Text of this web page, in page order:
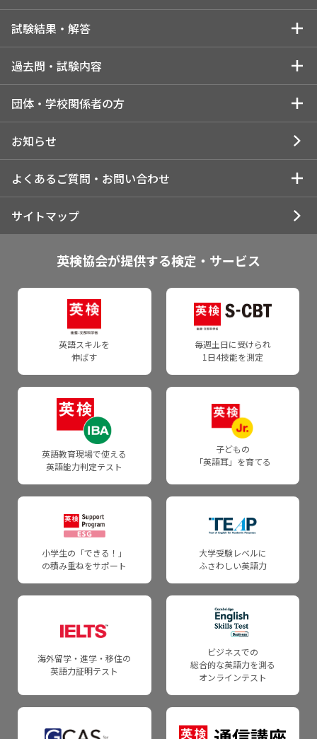
英検の実施スケジュール
英検のメリット・特徴
各級の目安
受験の状況
成績優秀者表彰制度
英検を活用する
入試活用・単位認定
通訳ガイド試験での活用
受験を検討している方
はじめに（試験日程・会場・検定料はパターンにより異なりま
1.所属団体でお申し込みの方
2.近隣の一般受験者受け入れ団体でお申し込みの方
3.個人でお申し込みの方
受験情報
試験日程・会場・検定料
受験情報
受験準備に関する情報
お申し込みトップ
受験を検討している個人の方
インターネットで申し込む
インターネット申込について
一般受験者受け入れ団体でのお申し込みについて
お申し込みの前に
団体・学校関係者の方
団体ポータルで申し込む
郵送・FAX申込について
お申し込みの前に
団体申込について
団体申込の注意点・ご案内
申込資材のご注文・資料のダウンロード
英検ポスター・受験案内
試験結果・解答
試験結果・解答トップ
解答速報
一次試験解答速報
試験結果・合否に関するご案内
受験票・合否通知のお届け
合格証書交付日について
団体向け成績提供システム
各種証明に関するご案内
合格証明書
英検CSEスコア証明書
合格バッジ
採点基準と品質担保の仕組みについて
各級の審査基準
採点の質を確保するための方策
英検CSEスコアでの合否判定方法について
英検CSEスコアについて
英検CSEスコアのご紹介
英検成績を入試で利用される際の確認事項
過去問・試験内容
過去問・試験内容トップ
各級の過去問・試験内容
1級の過去問・試験内容
2級の過去問・試験内容
準2級の過去問・試験内容
3級の過去問・試験内容
4級の過去問・試験内容
5級の過去問・試験内容
各級の目安
4級・5級スピーキングテスト
受験者の声
日本語を第一言語にしない受験者の方へ
団体・学校関係者の方
団体・学校関係者の方トップ
団体受験の申し込み・実施
団体申込について
申込資材のご注文・資料のダウンロード
申込資材のご注文
英検ポスター・受験案内
成績データを受け取る
団体向け成績提供システム
英検成績ダウンロードシステム
英語情報Web
教員研修・セミナー情報
日本語を第一言語としない受験者の方へ
英語教育に関する研究調査結果
お知らせ
よくあるご質問・お問い合わせ
お問い合わせトップ
受験者向けお問い合わせ
個人申込の受験者
よくあるご質問・自動応答サービス
WEBお問い合わせフォーム
団体で申し込んだ受験者
よくあるご質問・自動応答サービス
WEBお問い合わせフォーム
団体・学校関係者向けお問い合わせ
よくあるご質問・自動応答サービス
Webお問い合わせフォーム
サイトマップ
英検協会が提供する検定・サービス
英語スキルを
伸ばす
毎週土日に受けられ
1日4技能を測定
英語教育現場で使える
英語能力判定テスト
子どもの
「英語耳」を育てる
小学生の「できる！」
の積み重ねをサポート
大学受験レベルに
ふさわしい英語力
海外留学・進学・移住の
英語力証明テスト
ビジネスでの
総合的な英語力を測る
オンラインテスト